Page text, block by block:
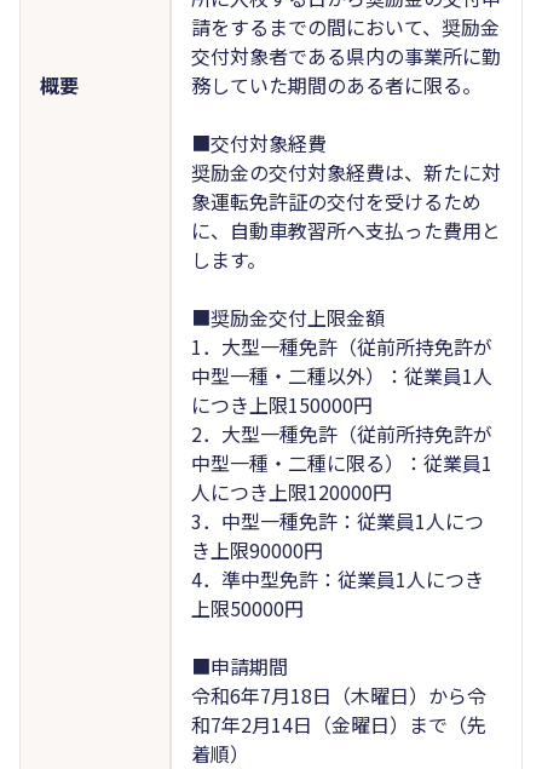
概要
請をするまでの間において、奨励金
交付対象者である県内の事業所に勤
務していた期間のある者に限る。
■交付対象経費
奨励金の交付対象経費は、新たに対
象運転免許証の交付を受けるため
に、自動車教習所へ支払った費用と
します。
■奨励金交付上限金額
1．大型一種免許（従前所持免許が
中型一種・二種以外）：従業員1人
につき上限150000円
2．大型一種免許（従前所持免許が
中型一種・二種に限る）：従業員1
人につき上限120000円
3．中型一種免許：従業員1人につ
き上限90000円
4．準中型免許：従業員1人につき
上限50000円
■申請期間
令和6年7月18日（木曜日）から令
和7年2月14日（金曜日）まで（先
着順）